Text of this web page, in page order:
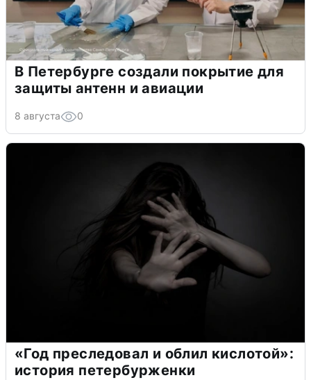
В Петербурге создали покрытие для
защиты антенн и авиации
8 августа 0
«Год преследовал и облил кислотой»:
история петербурженки